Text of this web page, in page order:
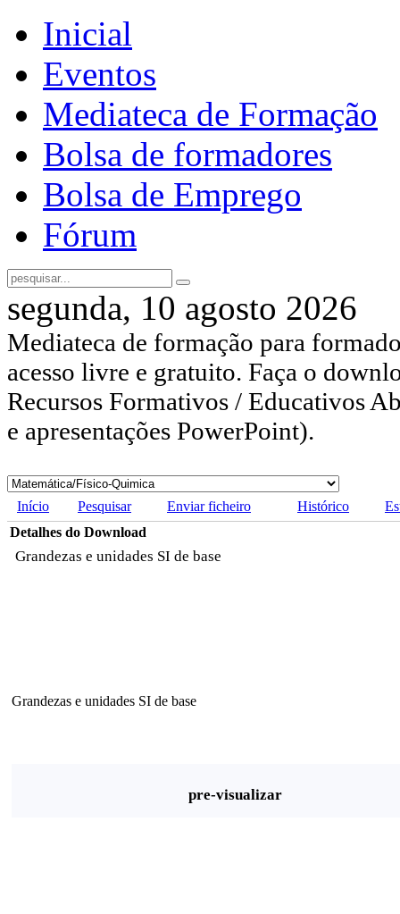
Inicial
Eventos
Mediateca de Formação
Bolsa de formadores
Bolsa de Emprego
Fórum
segunda, 10 agosto 2026
Mediateca de formação para
acesso livre e gratuito. Faça o
Recursos Formativos / Educativos
e apresentações PowerPoint).
Início Pesquisar Enviar ficheiro Histórico
Detalhes do Download
Grandezas e unidades SI de base
Grandezas e unidades SI de base
pre-visualizar